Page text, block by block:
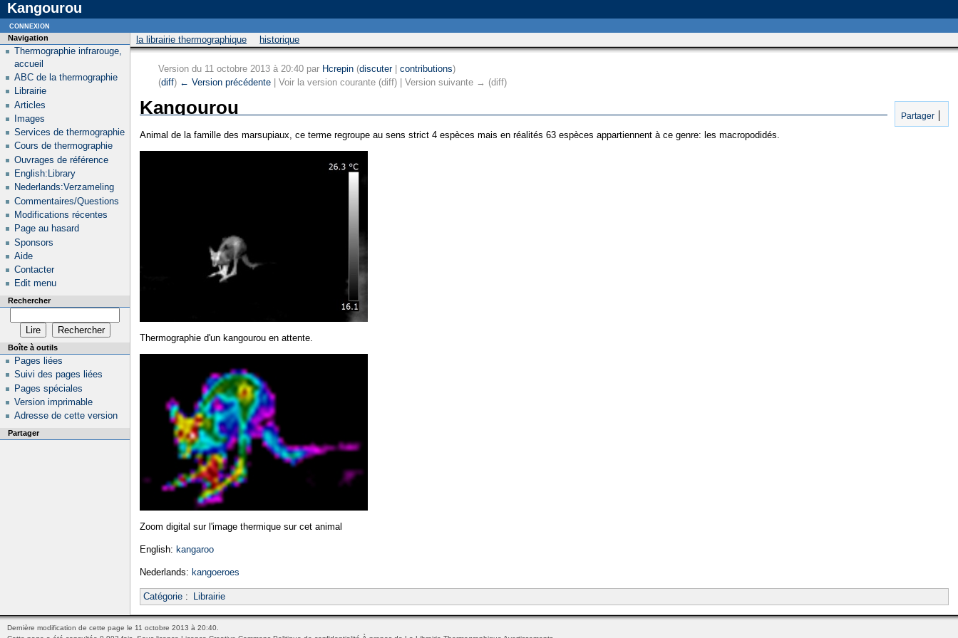
Kangourou
la librairie thermographique historique
Version du 11 octobre 2013 à 20:40 par Hcrepin (discuter| contributions)
(diff) ← Version précédente | Voir la version courante (diff) | Version suivante → (diff)
Partager
Kangourou
Animal de la famille des marsupiaux, ce terme regroupe au sens strict 4 espèces mais en réalités 63 espèces appartiennent à ce genre: les macropodidés.
Thermographie d'un kangourou en attente.
Zoom digital sur l'image thermique sur cet animal
English: kangaroo
Nederlands: kangoeroes
Catégorie: Librairie
Navigation
Thermographie infrarouge,
accueil
ABC de la thermographie
Librairie
Articles
Images
Services de thermographie
Cours de thermographie
Ouvrages de référence
English:Library
Nederlands:Verzameling
Commentaires/Questions
Modifications récentes
Page au hasard
Sponsors
Aide
Contacter
Edit menu
Rechercher
Boîte à outils
Pages liées
Suivi des pages liées
Pages spéciales
Version imprimable
Adresse de cette version
Partager
connexion
Dernière modification de cette page le 11 octobre 2013 à 20:40.